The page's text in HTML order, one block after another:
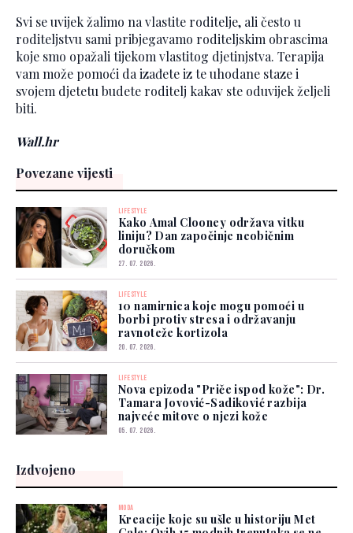
Svi se uvijek žalimo na vlastite roditelje, ali često u
roditeljstvu sami pribjegavamo roditeljskim obrascima
koje smo opažali tijekom vlastitog djetinjstva. Terapija
vam može pomoći da izađete iz te uhodane staze i
svojem djetetu budete roditelj kakav ste oduvijek željeli
biti.
Wall.hr
Povezane vijesti
LIFESTYLE
Kako Amal Clooney održava vitku
liniju? Dan započinje neobičnim
doručkom
27. 07. 2026.
LIFESTYLE
10 namirnica koje mogu pomoći u
borbi protiv stresa i održavanju
ravnoteže kortizola
20. 07. 2026.
LIFESTYLE
Nova epizoda "Priče ispod kože": Dr.
Tamara Jovović-Sadiković razbija
najveće mitove o njezi kože
05. 07. 2026.
Izdvojeno
MODA
Kreacije koje su ušle u historiju Met